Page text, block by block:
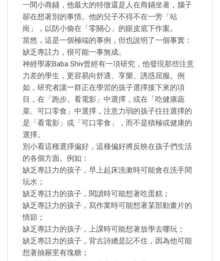
一間小商鋪，他最大的特徵還是人在商鋪坐著，腦子
卻在想著別的事情。他的兒子不得不在一旁「站
崗」，以防小偷在「零關心」的眼皮底下作案。
當然，這是一個極端的事例，但也說明了一個事實：
缺乏專註力，很可能一事無成。
神經學家Baba Shiv曾經有一項研究，他發現那些注意
力差的學生，更容易向舒適、享樂、誘惑屈服。例
如，研究者讓一群正在學習的孩子選擇接下來的項
目，在「跑步、看電影」中選擇，或在「吃健康蔬
菜、可口零食」中選擇，注意力弱的孩子往往選擇的
是「看電影」或「可口零食」，而不是積極或健康的
選擇。
別小看這種選擇偏好，這種偏好將反映在孩子們生活
的各個方面。例如：
缺乏專註力的孩子，早上起床洗漱時可能會在洗手間
玩水；
缺乏專註力的孩子，閱讀時可能想著吃蛋糕；
缺乏專註力的孩子，寫作業時可能想著某部動畫片的
情節；
缺乏專註力的孩子，上課時可能想著放學去哪玩；
缺乏專註力的孩子，背古詩總是記不住，因為他可能
想著抽屜里有塊糖；